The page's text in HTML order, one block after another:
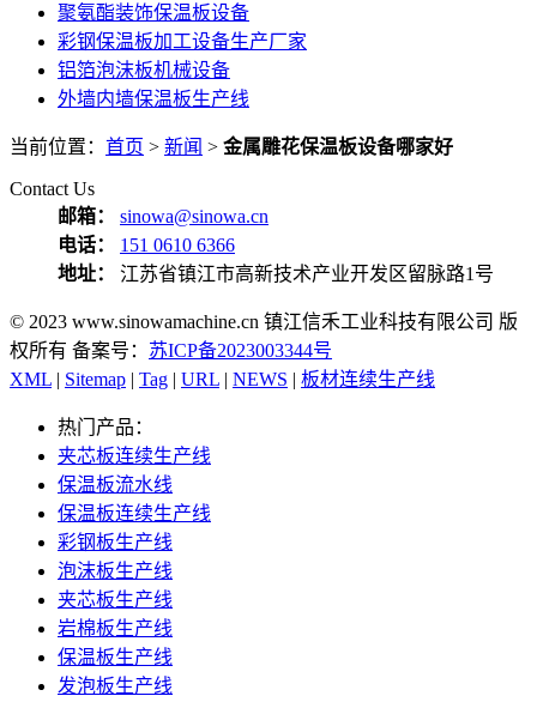
聚氨酯装饰保温板设备
彩钢保温板加工设备生产厂家
铝箔泡沫板机械设备
外墙内墙保温板生产线
当前位置： 首页 > 新闻 > 金属雕花保温板设备哪家好
Contact Us
邮箱：
sinowa@sinowa.cn
电话：
151 0610 6366
地址：
江苏省镇江市高新技术产业开发区留脉路1号
© 2023 www.sinowamachine.cn 镇江信禾工业科技有限公司 版
权所有 备案号： 苏ICP备2023003344号
XML | Sitemap | Tag | URL | NEWS | 板材连续生产线
热门产品：
夹芯板连续生产线
保温板流水线
保温板连续生产线
彩钢板生产线
泡沫板生产线
夹芯板生产线
岩棉板生产线
保温板生产线
发泡板生产线